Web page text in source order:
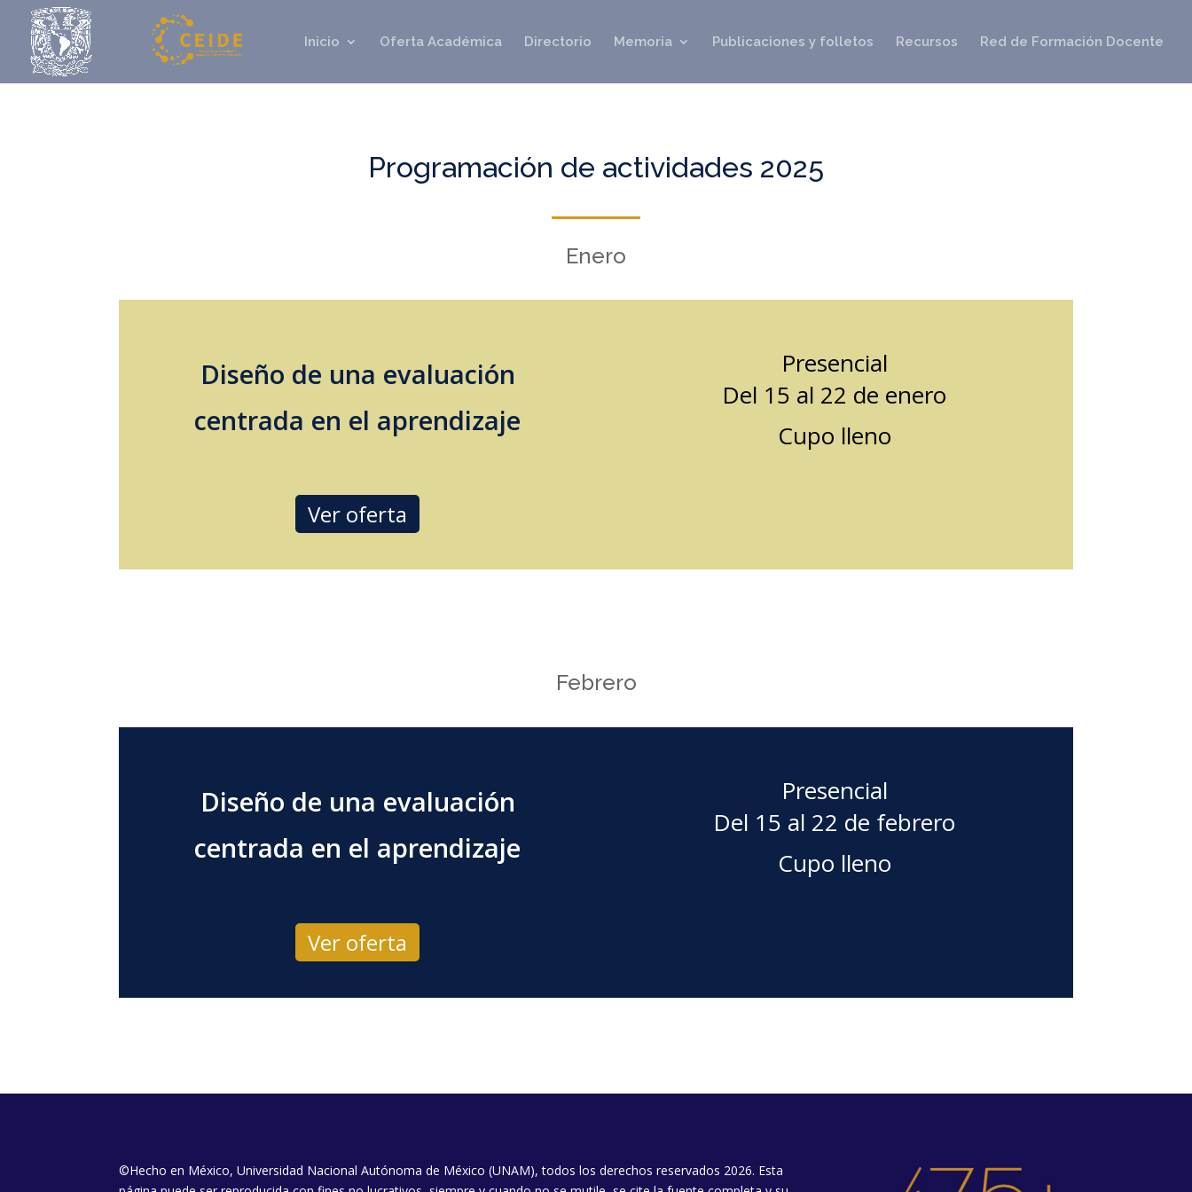
Inicio Oferta Académica Directorio Memoria Publicaciones y folletos Recursos Red de Formación Docente
Programación de actividades 2025
Enero
Diseño de una evaluación
centrada en el aprendizaje
Ver oferta
Presencial
Del 15 al 22 de enero
Cupo lleno
Febrero
Diseño de una evaluación
centrada en el aprendizaje
Ver oferta
Presencial
Del 15 al 22 de febrero
Cupo lleno
©Hecho en México, Universidad Nacional Autónoma de México (UNAM), todos los derechos reservados 2026. Esta